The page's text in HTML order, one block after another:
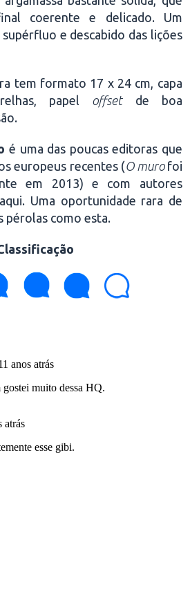
coerente e delicado. Um
e descabido das lições
tem formato 17 x 24 cm, capa
papel offsetde boa
é uma das poucas editoras que
europeus recentes (O murofoi
em 2013) e com autores
Uma oportunidade rara de
pérolas como esta.